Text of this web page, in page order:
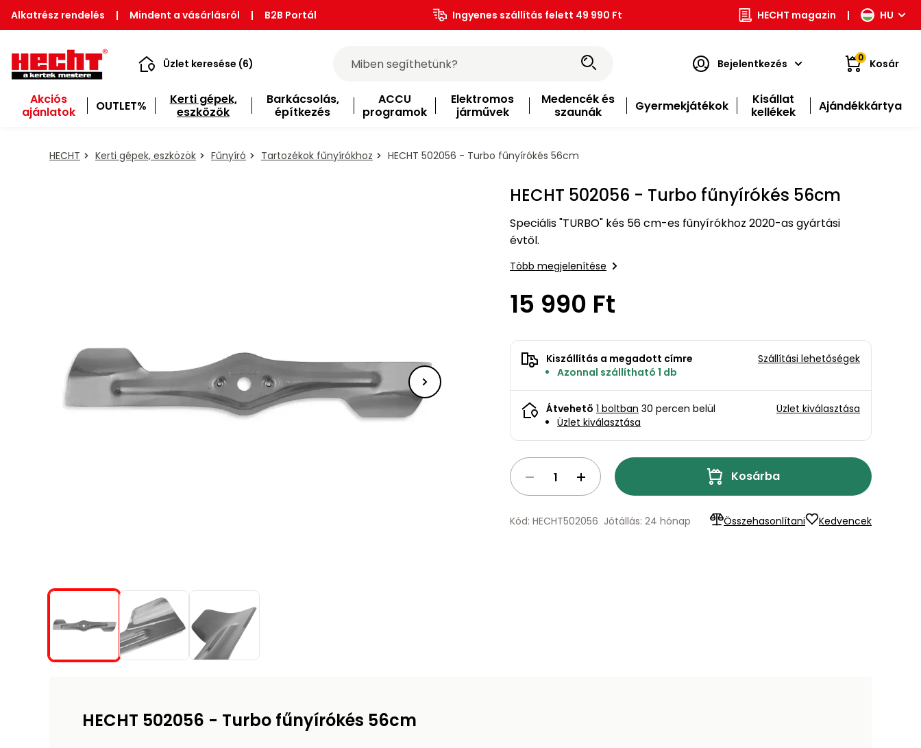
Alkatrész rendelés | Mindent a vásárlásról | B2B Portál Ingyenes szállítás felett 49 990 Ft HECHT magazin | HU
Üzlet keresése (6) Bejelentkezés 0 Kosár
Akciós
ajánlatok
OUTLET%
Kerti gépek,
eszközök
Barkácsolás,
építkezés
ACCU
programok
Elektromos
járművek
Medencék és
szaunák
Gyermekjátékok
Kisállat
kellékek
Ajándékkártya
HECHT Kerti gépek, eszközök Fűnyíró Tartozékok fűnyírókhoz HECHT 502056 - Turbo fűnyírókés 56cm
HECHT 502056 - Turbo fűnyírókés 56cm
Speciális "TURBO" kés 56 cm-es fűnyírókhoz 2020-as gyártási
évtől.
Több megjelenítése
15 990 Ft
Kiszállítás a megadott címre
Azonnal szállítható 1 db
Szállítási lehetőségek
Átvehető 1 boltban 30 percen belül
Üzlet kiválasztása
Üzlet kiválasztása
Kosárba
Összehasonlítani Kedvencek
Kód: HECHT502056 Jótállás: 24 hónap
HECHT 502056 - Turbo fűnyírókés 56cm